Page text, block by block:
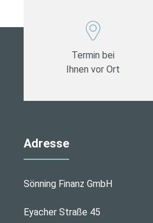
Termin bei
Ihnen vor Ort
Adresse
Sönning Finanz GmbH
Eyacher Straße 45